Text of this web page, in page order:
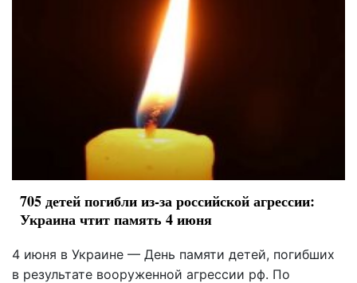
705 детей погибли из-за российской агрессии:
Украина чтит память 4 июня
4 июня в Украине — День памяти детей, погибших
в результате вооруженной агрессии рф. По